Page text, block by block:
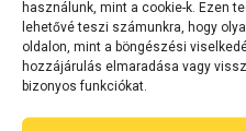
használunk, mint a cookie-k. Ezen
lehetővé teszi számunkra, hogy
oldalon, mint a böngészési
hozzájárulás elmaradása vagy
bizonyos funkciókat.
ÁRGARANCI
A